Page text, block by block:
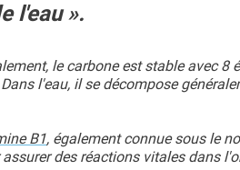
l'eau ».
le carbone est stable avec 8
l'eau, il se décompose
B1, également connue sous le
des réactions vitales dans